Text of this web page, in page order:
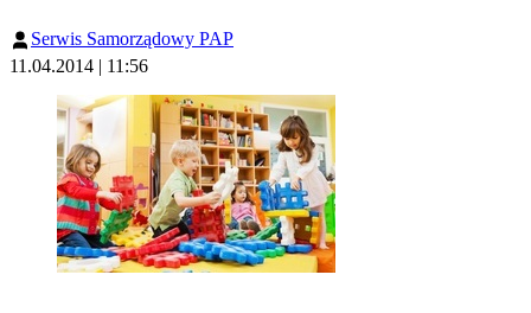
Serwis Samorządowy PAP
11.04.2014 | 11:56